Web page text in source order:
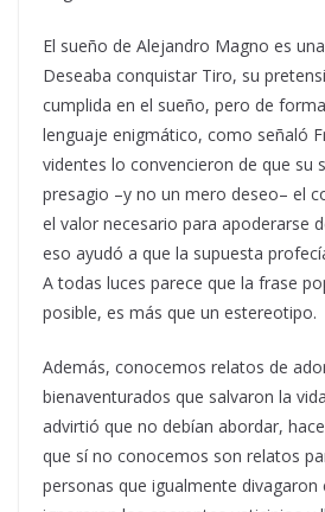
El sueño de Alejandro Magno es
Deseaba conquistar Tiro, su
cumplida en el sueño, pero de
lenguaje enigmático, como señaló
videntes lo convencieron de que su
presagio –y no un mero deseo– el
el valor necesario para apoderarse
eso ayudó a que la supuesta
A todas luces parece que la frase
posible, es más que un estereotipo.
Además, conocemos relatos de
bienaventurados que salvaron la
advirtió que no debían abordar,
que sí no conocemos son relatos
personas que igualmente divagaron